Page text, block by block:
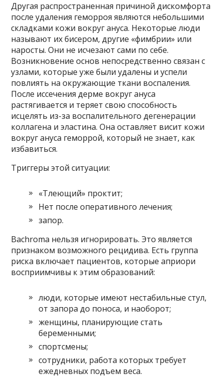
Другая распространенная причиной дискомфорта
после удаления геморроя являются небольшими
складками кожи вокруг ануса. Некоторые люди
называют их бисером, другие «фимбрии» или
наросты. Они не исчезают сами по себе.
Возникновение основ непосредственно связан с
узлами, которые уже были удалены и успели
повлиять на окружающие ткани воспаления.
После иссечения дерме вокруг ануса
растягивается и теряет свою способность
исцелять из-за воспалительного дегенерации
коллагена и эластина. Она оставляет висит кожи
вокруг ануса геморрой, который не знает, как
избавиться.
Триггеры этой ситуации:
«Тлеющий» проктит;
Нет после оперативного лечения;
запор.
Bachroma нельзя игнорировать. Это является
признаком возможного рецидива. Есть группа
риска включает пациентов, которые априори
восприимчивы к этим образований:
люди, которые имеют нестабильные стул,
от запора до поноса, и наоборот;
женщины, планирующие стать
беременными;
спортсмены;
сотрудники, работа которых требует
ежедневных подъем веса.